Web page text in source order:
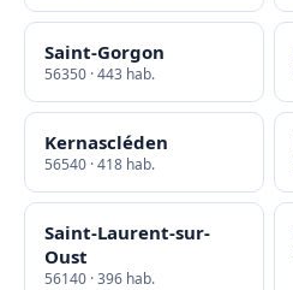
Saint-Gorgon
56350 · 443 hab.
Kernascléden
56540 · 418 hab.
Saint-Laurent-sur-
Oust
56140 · 396 hab.